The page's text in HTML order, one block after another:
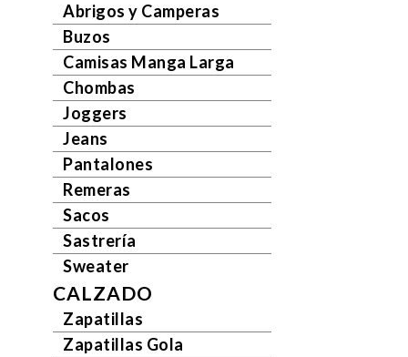
Abrigos y Camperas
Buzos
Camisas Manga Larga
Chombas
Joggers
Jeans
Pantalones
Remeras
Sacos
Sastrería
Sweater
CALZADO
Zapatillas
Zapatillas Gola